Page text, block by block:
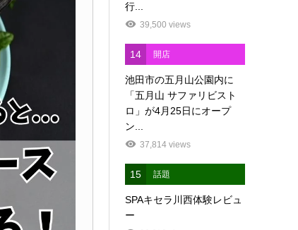
行...
39,500 views
14 開店
池田市の五月山公園内に
「五月山 サファリビスト
ロ」が4月25日にオープ
ン...
37,814 views
15 話題
SPAキセラ川西体験レビュ
ー